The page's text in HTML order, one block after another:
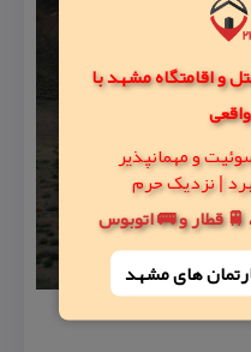
رزرو بیش از 1000 هتل و اقامتگاه مشهد با
و مهمانپذیر
🚆 قطار و 🚌 اتوبوس
های مشهد